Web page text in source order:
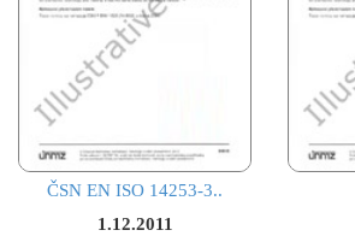
ČSN EN ISO 14253-3..
1.12.2011